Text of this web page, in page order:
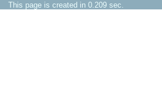
This page is created in 0.209 sec.